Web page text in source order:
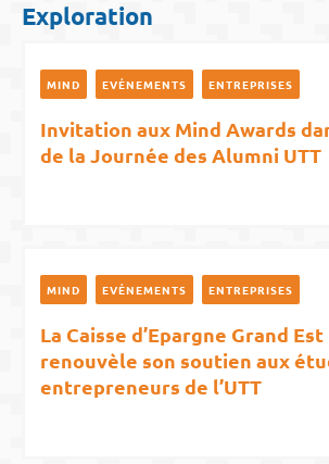
Exploration
MIND EVÉNEMENTS ENTREPRISES
Invitation aux Mind Awards
de la Journée des Alumni UTT
MIND EVÉNEMENTS ENTREPRISES
La Caisse d’Epargne Grand
renouvèle son soutien aux
entrepreneurs de l’UTT